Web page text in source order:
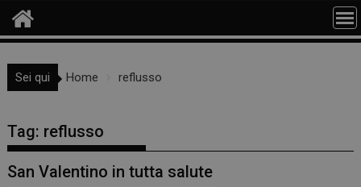
Sei qui Home reflusso
Tag: reflusso
San Valentino in tutta salute